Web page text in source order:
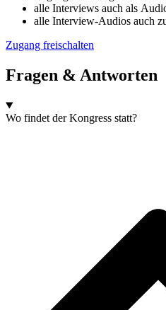
alle Inter­views auch als
alle Inter­view-Audi­os auch
Zugang frei­schal­ten
Fragen & Antworten
Wo fin­det der Kon­gress statt?